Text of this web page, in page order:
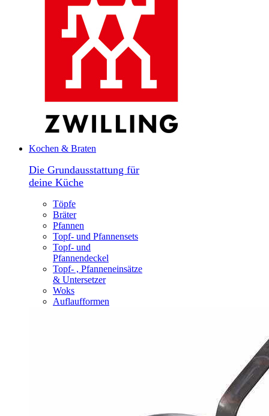
Kochen & Braten
Die Grundausstattung für
deine Küche
Töpfe
Bräter
Pfannen
Topf- und Pfannensets
Topf- und
Pfannendeckel
Topf- , Pfanneneinsätze
& Untersetzer
Woks
Auflaufformen